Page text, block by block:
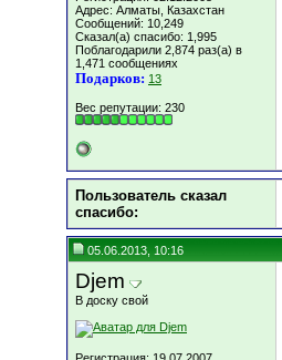
Адрес: Алматы, Казахстан
Сообщений: 10,249
Сказал(а) спасибо: 1,995
Поблагодарили 2,874 раз(а) в
1,471 сообщениях
Подарков: 13
Вес репутации: 230
Пользователь сказал
cпасибо:
05.06.2013, 10:16
Djem
В доску свой